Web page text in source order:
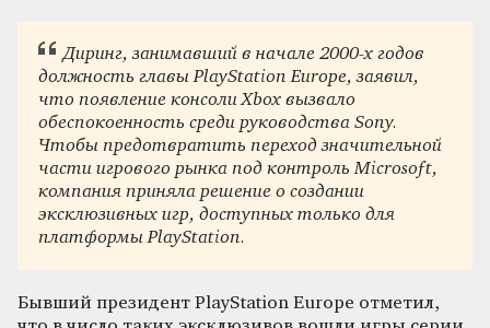
Диринг, занимавший в начале 2000-х годов
должность главы PlayStation Europe, заявил,
что появление консоли Xbox вызвало
обеспокоенность среди руководства Sony.
Чтобы предотвратить переход значительной
части игрового рынка под контроль Microsoft,
компания приняла решение о создании
эксклюзивных игр, доступных только для
платформы PlayStation.
Бывший президент PlayStation Europe отметил,